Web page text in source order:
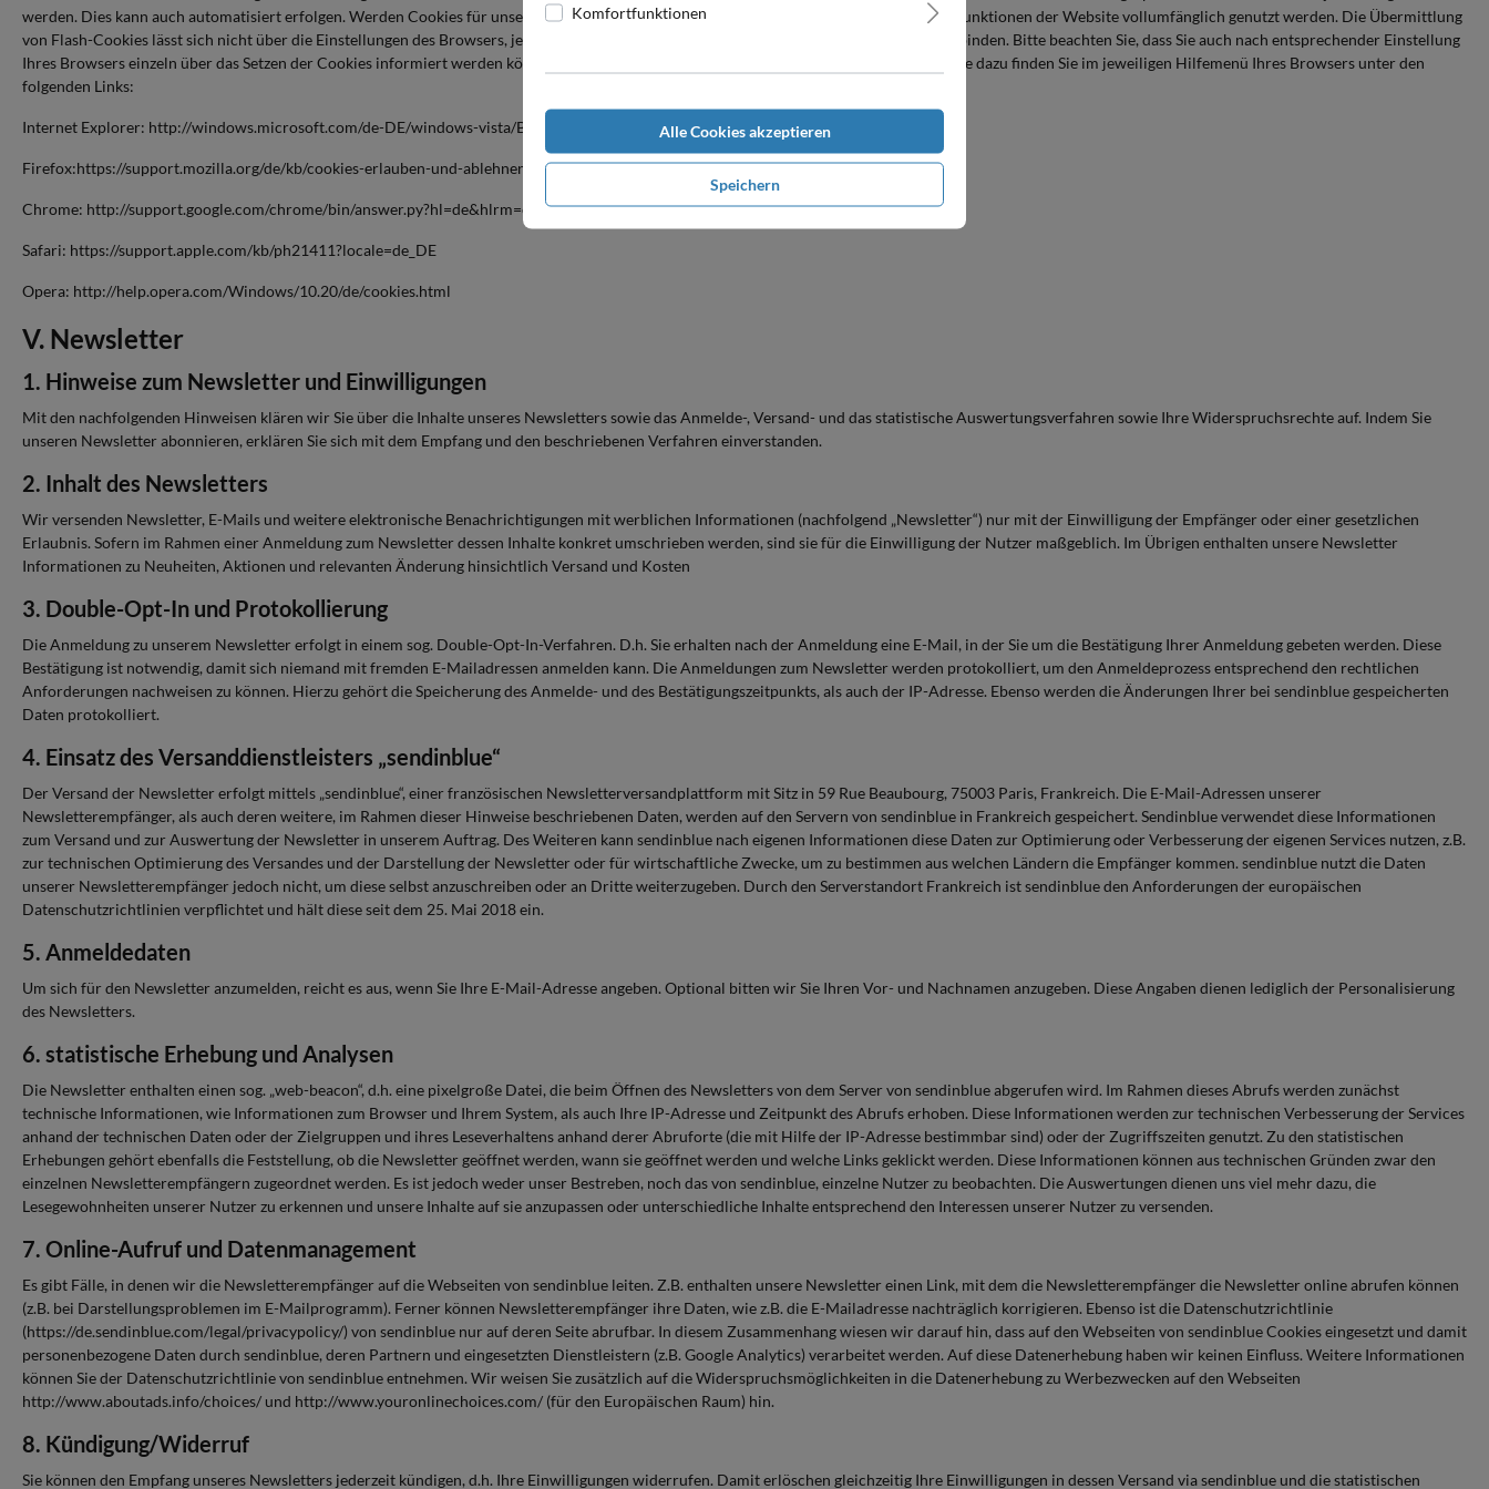
werden. Dies kann auch automatisiert erfolgen. Werden Cookies für unsere Website deaktiviert, können möglicherweise nicht mehr alle Funktionen der Website vollumfänglich genutzt werden. Die Übermittlung
von Flash-Cookies lässt sich nicht über die Einstellungen des Browsers, jedoch durch Änderungen der Einstellung des Flash Players unterbinden. Bitte beachten Sie, dass Sie auch nach entsprechender Einstellung
Ihres Browsers einzeln über das Setzen der Cookies informiert werden können und so auch über deren Annahme entscheiden können. Hilfe dazu finden Sie im jeweiligen Hilfemenü Ihres Browsers unter den
folgenden Links:
Internet Explorer: http://windows.microsoft.com/de-DE/windows-vista/Block-or-allow-cookies
Firefox:https://support.mozilla.org/de/kb/cookies-erlauben-und-ablehnen
Chrome: http://support.google.com/chrome/bin/answer.py?hl=de&hlrm=en&answer=95647
Safari: https://support.apple.com/kb/ph21411?locale=de_DE
Opera: http://help.opera.com/Windows/10.20/de/cookies.html
V. Newsletter
1. Hinweise zum Newsletter und Einwilligungen
Mit den nachfolgenden Hinweisen klären wir Sie über die Inhalte unseres Newsletters sowie das Anmelde-, Versand- und das statistische Auswertungsverfahren sowie Ihre Widerspruchsrechte auf. Indem Sie
unseren Newsletter abonnieren, erklären Sie sich mit dem Empfang und den beschriebenen Verfahren einverstanden.
2. Inhalt des Newsletters
Wir versenden Newsletter, E-Mails und weitere elektronische Benachrichtigungen mit werblichen Informationen (nachfolgend „Newsletter“) nur mit der Einwilligung der Empfänger oder einer gesetzlichen
Erlaubnis. Sofern im Rahmen einer Anmeldung zum Newsletter dessen Inhalte konkret umschrieben werden, sind sie für die Einwilligung der Nutzer maßgeblich. Im Übrigen enthalten unsere Newsletter
Informationen zu Neuheiten, Aktionen und relevanten Änderung hinsichtlich Versand und Kosten
3. Double-Opt-In und Protokollierung
Die Anmeldung zu unserem Newsletter erfolgt in einem sog. Double-Opt-In-Verfahren. D.h. Sie erhalten nach der Anmeldung eine E-Mail, in der Sie um die Bestätigung Ihrer Anmeldung gebeten werden. Diese
Bestätigung ist notwendig, damit sich niemand mit fremden E-Mailadressen anmelden kann. Die Anmeldungen zum Newsletter werden protokolliert, um den Anmeldeprozess entsprechend den rechtlichen
Anforderungen nachweisen zu können. Hierzu gehört die Speicherung des Anmelde- und des Bestätigungszeitpunkts, als auch der IP-Adresse. Ebenso werden die Änderungen Ihrer bei sendinblue gespeicherten
Daten protokolliert.
4. Einsatz des Versanddienstleisters „sendinblue“
Der Versand der Newsletter erfolgt mittels „sendinblue“, einer französischen Newsletterversandplattform mit Sitz in 59 Rue Beaubourg, 75003 Paris, Frankreich. Die E-Mail-Adressen unserer
Newsletterempfänger, als auch deren weitere, im Rahmen dieser Hinweise beschriebenen Daten, werden auf den Servern von sendinblue in Frankreich gespeichert. Sendinblue verwendet diese Informationen
zum Versand und zur Auswertung der Newsletter in unserem Auftrag. Des Weiteren kann sendinblue nach eigenen Informationen diese Daten zur Optimierung oder Verbesserung der eigenen Services nutzen, z.B.
zur technischen Optimierung des Versandes und der Darstellung der Newsletter oder für wirtschaftliche Zwecke, um zu bestimmen aus welchen Ländern die Empfänger kommen. sendinblue nutzt die Daten
unserer Newsletterempfänger jedoch nicht, um diese selbst anzuschreiben oder an Dritte weiterzugeben. Durch den Serverstandort Frankreich ist sendinblue den Anforderungen der europäischen
Datenschutzrichtlinien verpflichtet und hält diese seit dem 25. Mai 2018 ein.
5. Anmeldedaten
Um sich für den Newsletter anzumelden, reicht es aus, wenn Sie Ihre E-Mail-Adresse angeben. Optional bitten wir Sie Ihren Vor- und Nachnamen anzugeben. Diese Angaben dienen lediglich der Personalisierung
des Newsletters.
6. statistische Erhebung und Analysen
Die Newsletter enthalten einen sog. „web-beacon“, d.h. eine pixelgroße Datei, die beim Öffnen des Newsletters von dem Server von sendinblue abgerufen wird. Im Rahmen dieses Abrufs werden zunächst
technische Informationen, wie Informationen zum Browser und Ihrem System, als auch Ihre IP-Adresse und Zeitpunkt des Abrufs erhoben. Diese Informationen werden zur technischen Verbesserung der Services
anhand der technischen Daten oder der Zielgruppen und ihres Leseverhaltens anhand derer Abruforte (die mit Hilfe der IP-Adresse bestimmbar sind) oder der Zugriffszeiten genutzt. Zu den statistischen
Erhebungen gehört ebenfalls die Feststellung, ob die Newsletter geöffnet werden, wann sie geöffnet werden und welche Links geklickt werden. Diese Informationen können aus technischen Gründen zwar den
einzelnen Newsletterempfängern zugeordnet werden. Es ist jedoch weder unser Bestreben, noch das von sendinblue, einzelne Nutzer zu beobachten. Die Auswertungen dienen uns viel mehr dazu, die
Lesegewohnheiten unserer Nutzer zu erkennen und unsere Inhalte auf sie anzupassen oder unterschiedliche Inhalte entsprechend den Interessen unserer Nutzer zu versenden.
7. Online-Aufruf und Datenmanagement
Es gibt Fälle, in denen wir die Newsletterempfänger auf die Webseiten von sendinblue leiten. Z.B. enthalten unsere Newsletter einen Link, mit dem die Newsletterempfänger die Newsletter online abrufen können
(z.B. bei Darstellungsproblemen im E-Mailprogramm). Ferner können Newsletterempfänger ihre Daten, wie z.B. die E-Mailadresse nachträglich korrigieren. Ebenso ist die Datenschutzrichtlinie
(https://de.sendinblue.com/legal/privacypolicy/) von sendinblue nur auf deren Seite abrufbar. In diesem Zusammenhang wiesen wir darauf hin, dass auf den Webseiten von sendinblue Cookies eingesetzt und damit
personenbezogene Daten durch sendinblue, deren Partnern und eingesetzten Dienstleistern (z.B. Google Analytics) verarbeitet werden. Auf diese Datenerhebung haben wir keinen Einfluss. Weitere Informationen
können Sie der Datenschutzrichtlinie von sendinblue entnehmen. Wir weisen Sie zusätzlich auf die Widerspruchsmöglichkeiten in die Datenerhebung zu Werbezwecken auf den Webseiten
http://www.aboutads.info/choices/ und http://www.youronlinechoices.com/ (für den Europäischen Raum) hin.
8. Kündigung/Widerruf
Sie können den Empfang unseres Newsletters jederzeit kündigen, d.h. Ihre Einwilligungen widerrufen. Damit erlöschen gleichzeitig Ihre Einwilligungen in dessen Versand via sendinblue und die statistischen
Komfortfunktionen
Alle Cookies akzeptieren
Speichern